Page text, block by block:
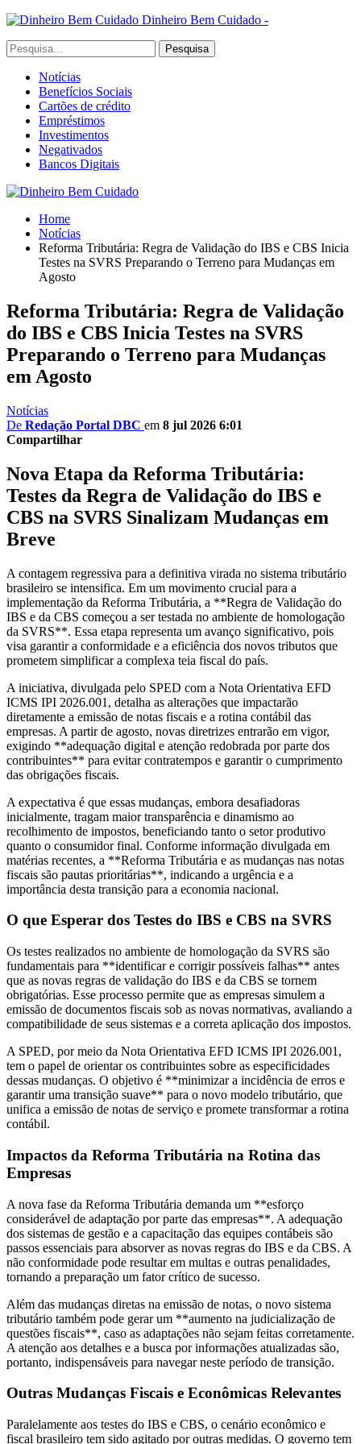
Dinheiro Bem Cuidado -
Notícias
Benefícios Sociais
Cartões de crédito
Empréstimos
Investimentos
Negativados
Bancos Digitais
Home
Notícias
Reforma Tributária: Regra de Validação do IBS e CBS Inicia
Testes na SVRS Preparando o Terreno para Mudanças em
Agosto
Reforma Tributária: Regra de Validação
do IBS e CBS Inicia Testes na SVRS
Preparando o Terreno para Mudanças
em Agosto
Notícias
De Redação Portal DBC em 8 jul 2026 6:01
Compartilhar
Nova Etapa da Reforma Tributária:
Testes da Regra de Validação do IBS e
CBS na SVRS Sinalizam Mudanças em
Breve
A contagem regressiva para a definitiva virada no sistema tributário
brasileiro se intensifica. Em um movimento crucial para a
implementação da Reforma Tributária, a **Regra de Validação do
IBS e da CBS começou a ser testada no ambiente de homologação
da SVRS**. Essa etapa representa um avanço significativo, pois
visa garantir a conformidade e a eficiência dos novos tributos que
prometem simplificar a complexa teia fiscal do país.
A iniciativa, divulgada pelo SPED com a Nota Orientativa EFD
ICMS IPI 2026.001, detalha as alterações que impactarão
diretamente a emissão de notas fiscais e a rotina contábil das
empresas. A partir de agosto, novas diretrizes entrarão em vigor,
exigindo **adequação digital e atenção redobrada por parte dos
contribuintes** para evitar contratempos e garantir o cumprimento
das obrigações fiscais.
A expectativa é que essas mudanças, embora desafiadoras
inicialmente, tragam maior transparência e dinamismo ao
recolhimento de impostos, beneficiando tanto o setor produtivo
quanto o consumidor final. Conforme informação divulgada em
matérias recentes, a **Reforma Tributária e as mudanças nas notas
fiscais são pautas prioritárias**, indicando a urgência e a
importância desta transição para a economia nacional.
O que Esperar dos Testes do IBS e CBS na SVRS
Os testes realizados no ambiente de homologação da SVRS são
fundamentais para **identificar e corrigir possíveis falhas** antes
que as novas regras de validação do IBS e da CBS se tornem
obrigatórias. Esse processo permite que as empresas simulem a
emissão de documentos fiscais sob as novas normativas, avaliando a
compatibilidade de seus sistemas e a correta aplicação dos impostos.
A SPED, por meio da Nota Orientativa EFD ICMS IPI 2026.001,
tem o papel de orientar os contribuintes sobre as especificidades
dessas mudanças. O objetivo é **minimizar a incidência de erros e
garantir uma transição suave** para o novo modelo tributário, que
unifica a emissão de notas de serviço e promete transformar a rotina
contábil.
Impactos da Reforma Tributária na Rotina das
Empresas
A nova fase da Reforma Tributária demanda um **esforço
considerável de adaptação por parte das empresas**. A adequação
dos sistemas de gestão e a capacitação das equipes contábeis são
passos essenciais para absorver as novas regras do IBS e da CBS. A
não conformidade pode resultar em multas e outras penalidades,
tornando a preparação um fator crítico de sucesso.
Além das mudanças diretas na emissão de notas, o novo sistema
tributário também pode gerar um **aumento na judicialização de
questões fiscais**, caso as adaptações não sejam feitas corretamente.
A atenção aos detalhes e a busca por informações atualizadas são,
portanto, indispensáveis para navegar neste período de transição.
Outras Mudanças Fiscais e Econômicas Relevantes
Paralelamente aos testes do IBS e CBS, o cenário econômico e
fiscal brasileiro tem sido agitado por outras medidas. O governo tem